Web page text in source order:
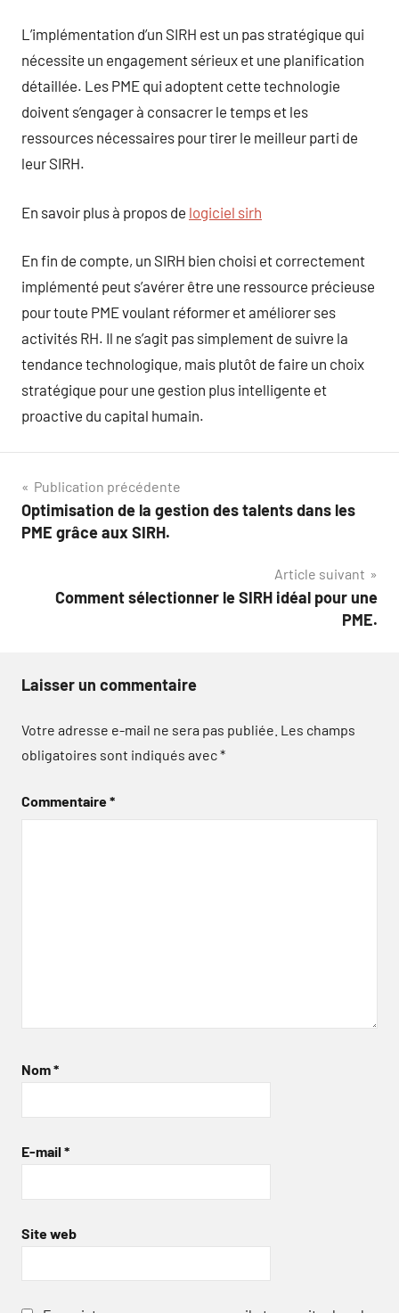
L’implémentation d’un SIRH est un pas stratégique qui
nécessite un engagement sérieux et une planification
détaillée. Les PME qui adoptent cette technologie
doivent s’engager à consacrer le temps et les
ressources nécessaires pour tirer le meilleur parti de
leur SIRH.
En savoir plus à propos de logiciel sirh
En fin de compte, un SIRH bien choisi et correctement
implémenté peut s’avérer être une ressource précieuse
pour toute PME voulant réformer et améliorer ses
activités RH. Il ne s’agit pas simplement de suivre la
tendance technologique, mais plutôt de faire un choix
stratégique pour une gestion plus intelligente et
proactive du capital humain.
Navigation
de
Publication précédente
Optimisation de la gestion des talents dans les
PME grâce aux SIRH.
Article suivant
Comment sélectionner le SIRH idéal pour une
PME.
Laisser un commentaire
Votre adresse e-mail ne sera pas publiée. Les champs
obligatoires sont indiqués avec*
Commentaire*
Nom*
E-mail *
Site web